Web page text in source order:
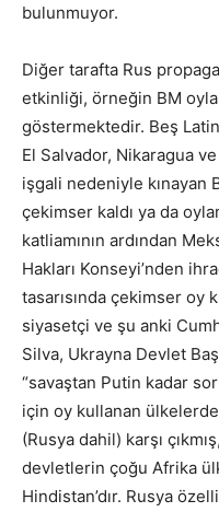
bulunmuyor.
Diğer tarafta Rus
etkinliği, örneğin BM
göstermektedir. Beş
El Salvador, Nikaragua ve
işgali nedeniyle kınayan
çekimser kaldı ya da
katliamının ardından
Hakları Konseyi’nden
tasarısında çekimser oy
siyasetçi ve şu anki
Silva, Ukrayna Devlet
“savaştan Putin kadar
için oy kullanan
(Rusya dahil) karşı
devletlerin çoğu Afrika
Hindistan’dır. Rusya